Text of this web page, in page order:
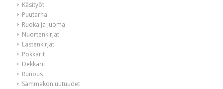
Käsityöt
Puutarha
Ruoka ja juoma
Nuortenkirjat
Lastenkirjat
Pokkarit
Dekkarit
Runous
Sammakon uutuudet